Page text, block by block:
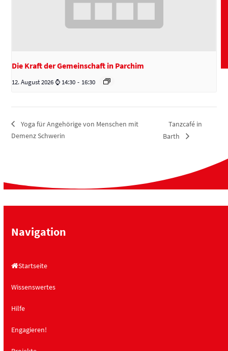
Die Kraft der Gemeinschaft in Parchim
12. August 2026 ⌚ 14:30 - 16:30
Yoga für Angehörige von Menschen mit
Demenz Schwerin
Tanzcafé in
Barth
Navigation
Startseite
Wissenswertes
Hilfe
Engagieren!